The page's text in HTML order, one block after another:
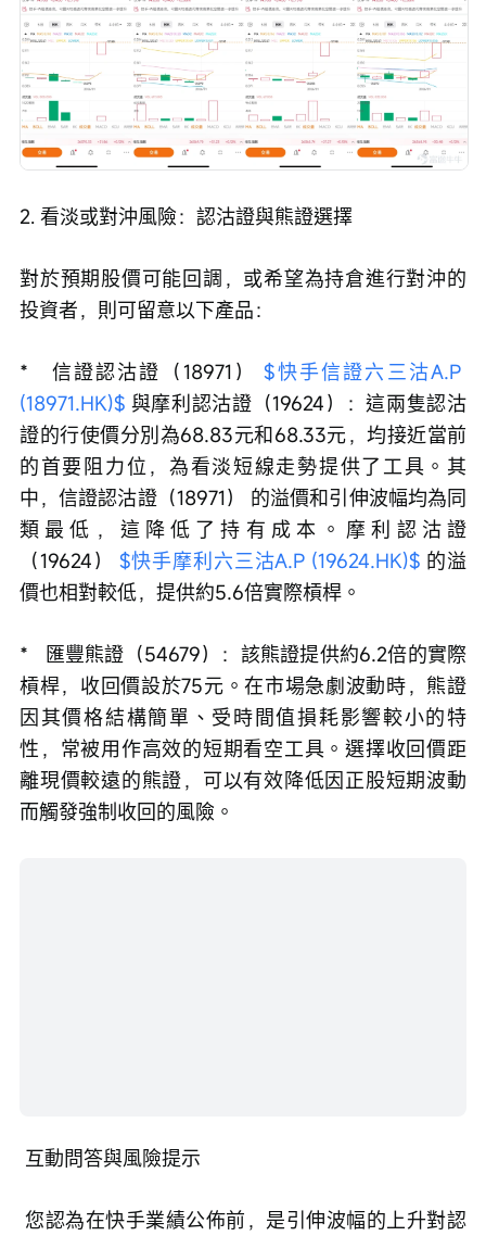
2. 看淡或對沖風險：認沽證與熊證選擇
對於預期股價可能回調，或希望為持倉進行對沖的
投資者，則可留意以下產品：
*   信證認沽證（18971） $快手信證六三沽A.P
(18971.HK)$ 與摩利認沽證（19624）：這兩隻認沽
證的行使價分別為68.83元和68.33元，均接近當前
的首要阻力位，為看淡短線走勢提供了工具。其
中，信證認沽證（18971） 的溢價和引伸波幅均為同
類最低，這降低了持有成本。摩利認沽證
（19624） $快手摩利六三沽A.P (19624.HK)$ 的溢
價也相對較低，提供約5.6倍實際槓桿。
*   匯豐熊證（54679）：該熊證提供約6.2倍的實際
槓桿，收回價設於75元。在市場急劇波動時，熊證
因其價格結構簡單、受時間值損耗影響較小的特
性，常被用作高效的短期看空工具。選擇收回價距
離現價較遠的熊證，可以有效降低因正股短期波動
而觸發強制收回的風險。
互動問答與風險提示
您認為在快手業績公佈前，是引伸波幅的上升對認